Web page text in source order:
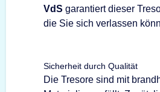
VdS garantiert dieser
die Sie sich verlassen
Sicherheit durch Qualität
Die Tresore sind mit